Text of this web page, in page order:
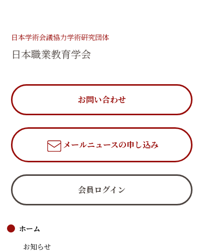
日本学術会議協力学術研究団体
日本職業教育学会
お問い合わせ
メールニュースの申し込み
会員ログイン
ホーム
お知らせ